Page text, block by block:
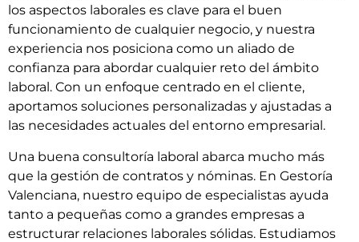
los aspectos laborales es clave para el buen
funcionamiento de cualquier negocio, y nuestra
experiencia nos posiciona como un aliado de
confianza para abordar cualquier reto del ámbito
laboral. Con un enfoque centrado en el cliente,
aportamos soluciones personalizadas y ajustadas a
las necesidades actuales del entorno empresarial.
Una buena consultoría laboral abarca mucho más
que la gestión de contratos y nóminas. En Gestoría
Valenciana, nuestro equipo de especialistas ayuda
tanto a pequeñas como a grandes empresas a
estructurar relaciones laborales sólidas. Estudiamos